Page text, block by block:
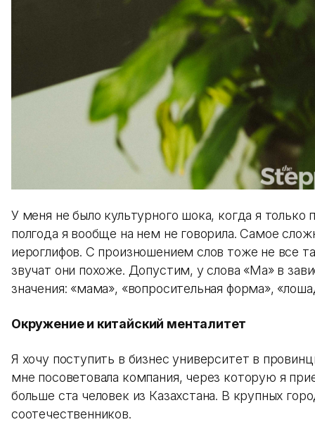
У меня не было культурного шока, когда я
полгода я вообще на нем не говорила. Самое
иероглифов. С произношением слов тоже не все
звучат они похоже. Допустим, у слова «Ма» в
значения: «мама», «вопросительная форма»,
Окружение и китайский менталитет
Я хочу поступить в бизнес университет в
мне посоветовала компания, через которую я
больше ста человек из Казахстана. В крупных
соотечественников.